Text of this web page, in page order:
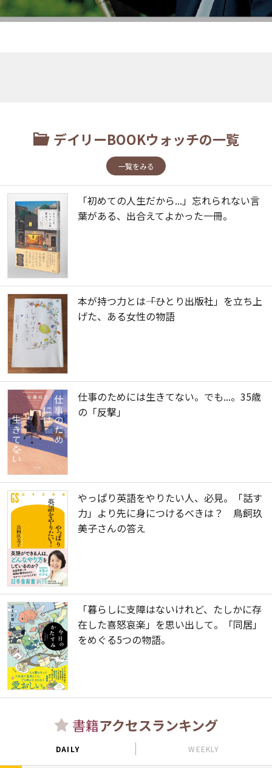
デイリーBOOKウォッチの一覧
一覧をみる
「初めての人生だから...」忘れられない言
葉がある、出合えてよかった一冊。
本が持つ力とは――「ひとり出版社」を立ち上
げた、ある女性の物語
仕事のためには生きてない。でも...。35歳
の「反撃」
やっぱり英語をやりたい人、必見。「話す
力」より先に身につけるべきは？ 鳥飼玖
美子さんの答え
「暮らしに支障はないけれど、たしかに存
在した喜怒哀楽」を思い出して。「同居」
をめぐる5つの物語。
書籍アクセスランキング
DAILY WEEKLY